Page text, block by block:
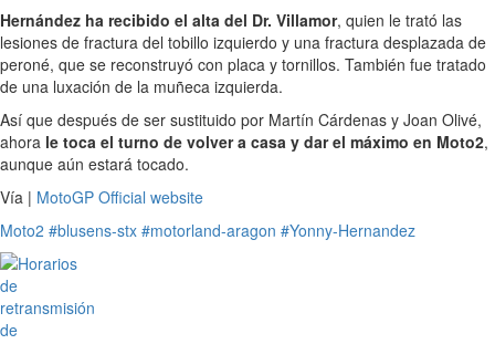
Hernández ha recibido el alta del Dr. Villamor, quien le trató las
lesiones de fractura del tobillo izquierdo y una fractura desplazada de
peroné, que se reconstruyó con placa y tornillos. También fue tratado
de una luxación de la muñeca izquierda.
Así que después de ser sustituido por Martín Cárdenas y Joan Olivé,
ahora le toca el turno de volver a casa y dar el máximo en Moto2,
aunque aún estará tocado.
Vía | MotoGP Official website
Moto2 #blusens-stx #motorland-aragon #Yonny-Hernandez